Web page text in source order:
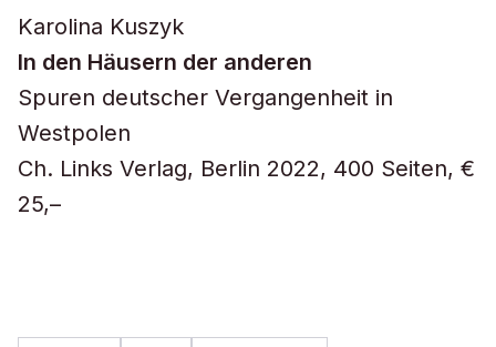
Karolina Kuszyk
In den Häusern der anderen
Spuren deutscher Vergangenheit in
Westpolen
Ch. Links Verlag, Berlin 2022, 400 Seiten, €
25,–